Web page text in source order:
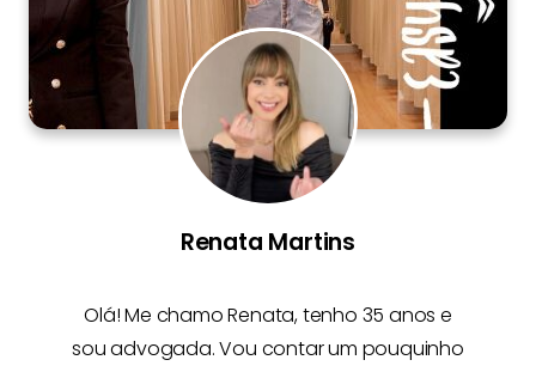
Renata Martins
Olá! Me chamoRenata, tenho 35 anos e
sou advogada. Vou contar um pouquinho